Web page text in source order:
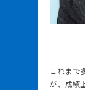
これまで
が、成績